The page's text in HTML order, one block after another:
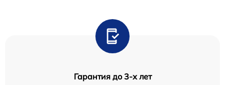
Гарантия до 3-х лет